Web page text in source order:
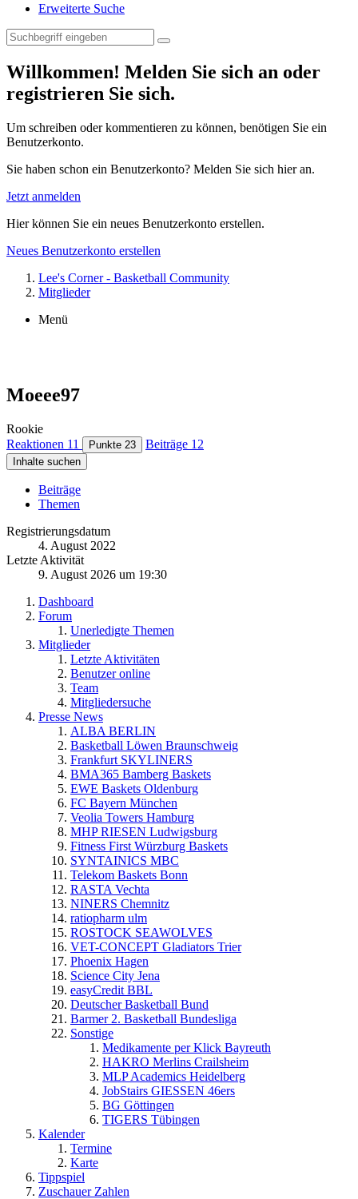
Erweiterte Suche
Willkommen! Melden Sie sich an oder
registrieren Sie sich.
Um schreiben oder kommentieren zu können, benötigen Sie ein
Benutzerkonto.
Sie haben schon ein Benutzerkonto? Melden Sie sich hier an.
Jetzt anmelden
Hier können Sie ein neues Benutzerkonto erstellen.
Neues Benutzerkonto erstellen
Lee's Corner - Basketball Community
Mitglieder
Menü
Moeee97
Rookie
Reaktionen 11 Punkte 23 Beiträge 12
Inhalte suchen
Beiträge
Themen
Registrierungsdatum
4. August 2022
Letzte Aktivität
9. August 2026 um 19:30
Dashboard
Forum
Unerledigte Themen
Mitglieder
Letzte Aktivitäten
Benutzer online
Team
Mitgliedersuche
Presse News
ALBA BERLIN
Basketball Löwen Braunschweig
Frankfurt SKYLINERS
BMA365 Bamberg Baskets
EWE Baskets Oldenburg
FC Bayern München
Veolia Towers Hamburg
MHP RIESEN Ludwigsburg
Fitness First Würzburg Baskets
SYNTAINICS MBC
Telekom Baskets Bonn
RASTA Vechta
NINERS Chemnitz
ratiopharm ulm
ROSTOCK SEAWOLVES
VET-CONCEPT Gladiators Trier
Phoenix Hagen
Science City Jena
easyCredit BBL
Deutscher Basketball Bund
Barmer 2. Basketball Bundesliga
Sonstige
Medikamente per Klick Bayreuth
HAKRO Merlins Crailsheim
MLP Academics Heidelberg
JobStairs GIESSEN 46ers
BG Göttingen
TIGERS Tübingen
Kalender
Termine
Karte
Tippspiel
Zuschauer Zahlen